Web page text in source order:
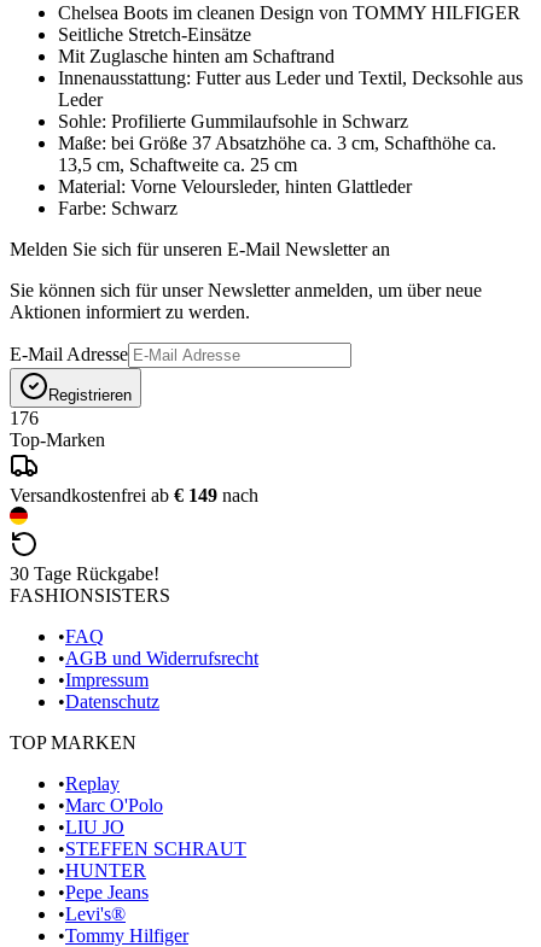
Chelsea Boots im cleanen Design von TOMMY HILFIGER
Seitliche Stretch-Einsätze
Mit Zuglasche hinten am Schaftrand
Innenausstattung: Futter aus Leder und Textil, Decksohle aus
Leder
Sohle: Profilierte Gummilaufsohle in Schwarz
Maße: bei Größe 37 Absatzhöhe ca. 3 cm, Schafthöhe ca.
13,5 cm, Schaftweite ca. 25 cm
Material: Vorne Veloursleder, hinten Glattleder
Farbe: Schwarz
Melden Sie sich für unseren E-Mail Newsletter an
Sie können sich für unser Newsletter anmelden, um über neue
Aktionen informiert zu werden.
E-Mail Adresse
Registrieren
176
Top-Marken
Versandkostenfrei ab € 149 nach
30 Tage Rückgabe!
FASHIONSISTERS
•FAQ
•AGB und Widerrufsrecht
•Impressum
•Datenschutz
TOP MARKEN
•Replay
•Marc O'Polo
•LIU JO
•STEFFEN SCHRAUT
•HUNTER
•Pepe Jeans
•Levi's®
•Tommy Hilfiger